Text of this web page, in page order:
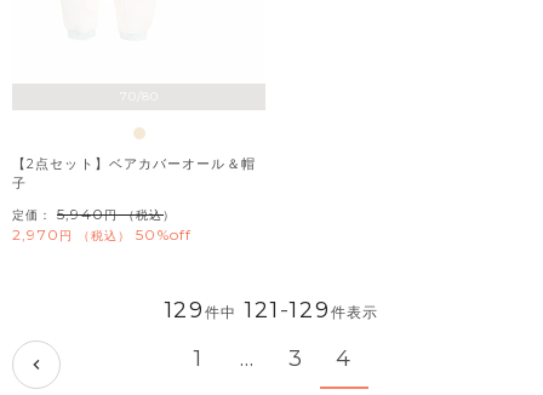
70/80
【2点セット】ベアカバーオール＆帽
子
定価： 5,940 （税込）
2,970 税込 50%off
129 件中 121 -129 件表示
1 … 3 4